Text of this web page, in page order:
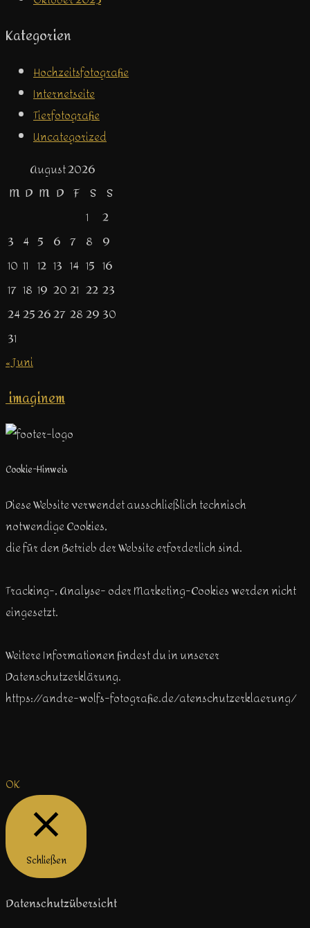
Kategorien
Hochzeitsfotografie
Internetseite
Tierfotografie
Uncategorized
August 2026
M D M D F S S
1
2
3 4 5 6 7 8 9
10 11 12 13 14 15 16
17 18 19 2021 2223
24252627 282930
31
« Juni
imaginem
Cookie-Hinweis
Diese Website verwendet ausschließlich technisch
notwendige Cookies,
die für den Betrieb der Website erforderlich sind.
Tracking-, Analyse- oder Marketing-Cookies werden nicht
eingesetzt.
Weitere Informationen findest du in unserer
Datenschutzerklärung.
https://andre-wolfs-fotografie.de/atenschutzerklaerung/
OK
Schließen
Datenschutzübersicht